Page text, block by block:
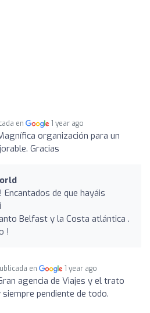
en 1 year ago
organización para un
Gracias
de que hayáis
Belfast y la Costa atlántica .
!
en 1 year ago
agencia de Viajes y el trato
pendiente de todo.